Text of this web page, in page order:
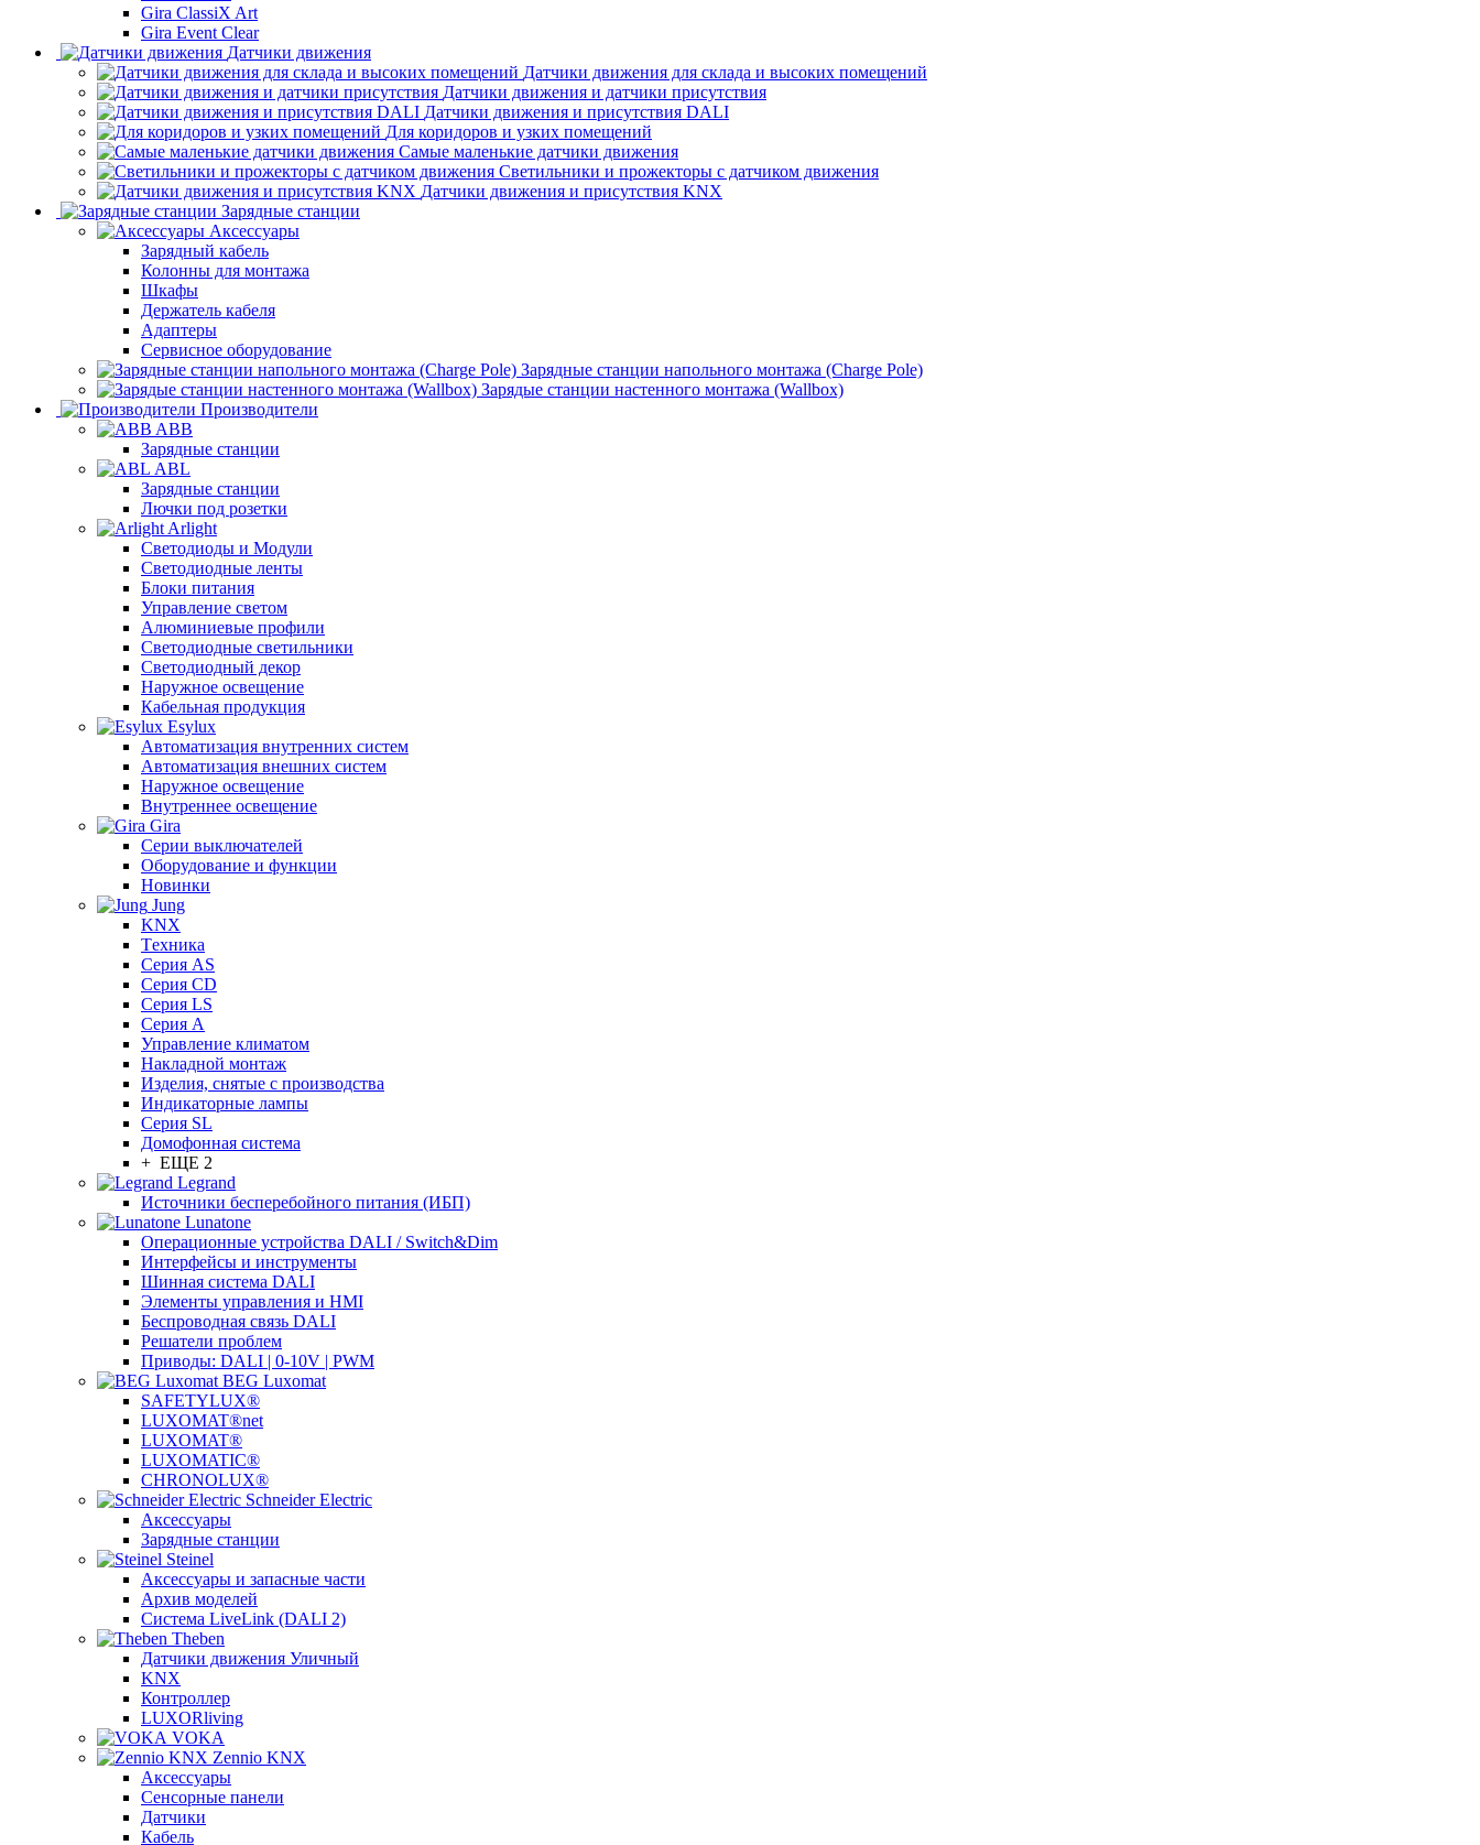
Gira ClassiX Art
Gira Event Clear
Датчики движения
Датчики движения для склада и высоких помещений
Датчики движения и датчики присутствия
Датчики движения и присутствия DALI
Для коридоров и узких помещений
Самые маленькие датчики движения
Светильники и прожекторы с датчиком движения
Датчики движения и присутствия KNX
Зарядные станции
Аксессуары
Зарядный кабель
Колонны для монтажа
Шкафы
Держатель кабеля
Адаптеры
Сервисное оборудование
Зарядные станции напольного монтажа (Charge Pole)
Зарядые станции настенного монтажа (Wallbox)
Производители
ABB
Зарядные станции
ABL
Зарядные станции
Лючки под розетки
Arlight
Светодиоды и Модули
Светодиодные ленты
Блоки питания
Управление светом
Алюминиевые профили
Светодиодные светильники
Светодиодный декор
Наружное освещение
Кабельная продукция
Esylux
Автоматизация внутренних систем
Автоматизация внешних систем
Наружное освещение
Внутреннее освещение
Gira
Серии выключателей
Оборудование и функции
Новинки
Jung
KNX
Tехника
Серия AS
Серия CD
Серия LS
Серия A
Управление климатом
Накладной монтаж
Изделия, снятые с производства
Индикаторные лампы
Серия SL
Домофонная система
+ ЕЩЕ 2
Legrand
Источники бесперебойного питания (ИБП)
Lunatone
Операционные устройства DALI / Switch&Dim
Интерфейсы и инструменты
Шинная система DALI
Элементы управления и HMI
Беспроводная связь DALI
Решатели проблем
Приводы: DALI | 0-10V | PWM
BEG Luxomat
SAFETYLUX®
LUXOMAT®net
LUXOMAT®
LUXOMATIC®
CHRONOLUX®
Schneider Electric
Аксессуары
Зарядные станции
Steinel
Аксессуары и запасные части
Архив моделей
Система LiveLink (DALI 2)
Theben
Датчики движения Уличный
KNX
Контроллер
LUXORliving
VOKA
Zennio KNX
Аксессуары
Сенсорные панели
Датчики
Кабель